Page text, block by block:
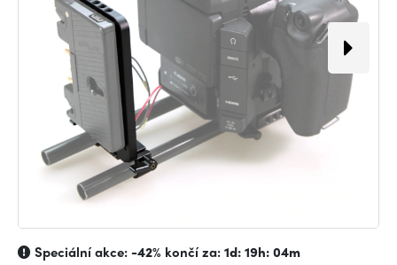
Speciální akce:-42% končí za:1d: 19h: 04m